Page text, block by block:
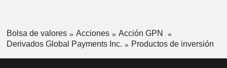
Bolsa de valores Acciones
Acción GPN
Derivados Global Payments Inc.
Productos de inversión